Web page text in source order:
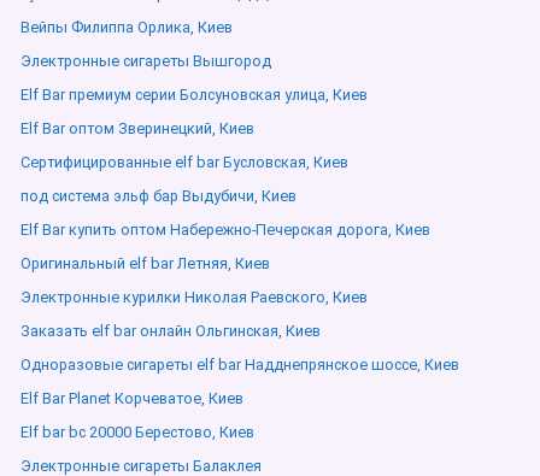
Вейпы Филиппа Орлика, Киев
Электронные сигареты Вышгород
Elf Bar премиум серии Болсуновская улица, Киев
Elf Bar оптом Зверинецкий, Киев
Сертифицированные elf bar Бусловская, Киев
под система эльф бар Выдубичи, Киев
Elf Bar купить оптом Набережно-Печерская дорога, Киев
Оригинальный elf bar Летняя, Киев
Электронные курилки Николая Раевского, Киев
Заказать elf bar онлайн Ольгинская, Киев
Одноразовые сигареты elf bar Надднепрянское шоссе, Киев
Elf Bar Planet Корчеватое, Киев
Elf bar bc 20000 Берестово, Киев
Электронные сигареты Балаклея